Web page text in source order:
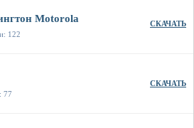
Motorola
122
СКАЧАТЬ
77
СКАЧАТЬ